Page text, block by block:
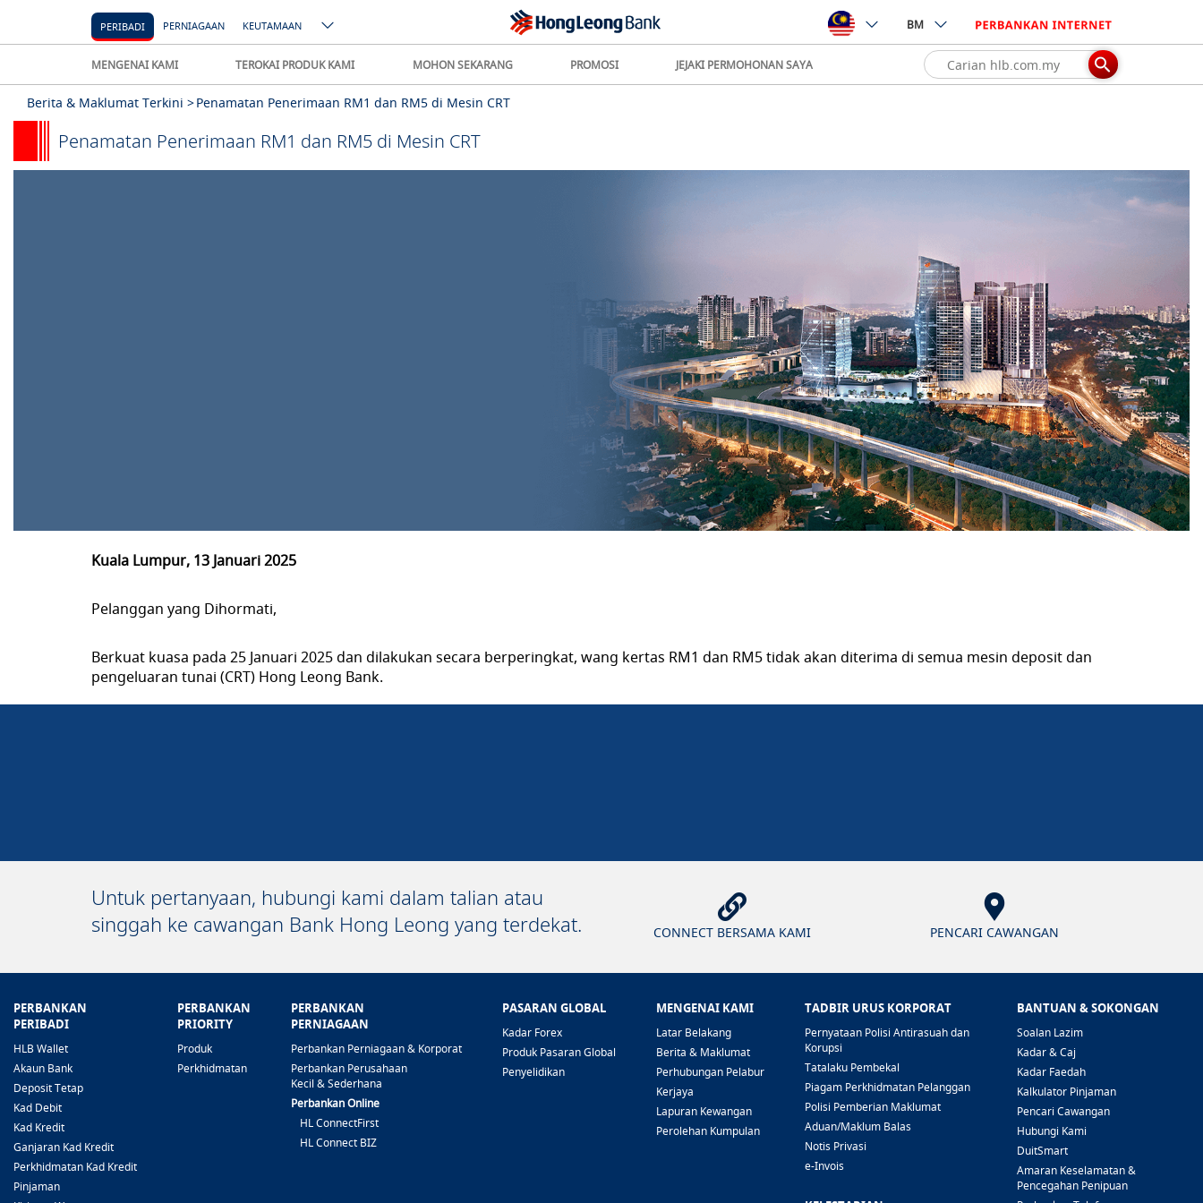
PERIBADI PERNIAGAAN KEUTAMAAN BM
MENGENAI KAMI TEROKAI PRODUK KAMI MOHON SEKARANG PROMOSI JEJAKI PERMOHONAN SAYA
Berita & Maklumat Terkini >Penamatan Penerimaan RM1 dan RM5 di Mesin CRT
Penamatan Penerimaan RM1 dan RM5 di Mesin CRT
Kuala Lumpur, 13 Januari 2025
Pelanggan yang Dihormati,
Berkuat kuasa pada 25 Januari 2025 dan dilakukan secara berperingkat, wang kertas RM1 dan RM5 tidak akan diterima di semua mesin deposit dan
pengeluaran tunai (CRT) Hong Leong Bank.
Untuk pertanyaan, hubungi kami dalam talian atau
singgah ke cawangan Bank Hong Leong yang terdekat.
CONNECT BERSAMA KAMI PENCARI CAWANGAN
PERBANKAN
PERIBADI
HLB Wallet
Akaun Bank
Deposit Tetap
Kad Debit
Kad Kredit
Ganjaran Kad Kredit
Perkhidmatan Kad Kredit
Pinjaman
PERBANKAN
PRIORITY
Produk
Perkhidmatan
PERBANKAN
PERNIAGAAN
Perbankan Perniagaan & Korporat
Perbankan Perusahaan
Kecil & Sederhana
Perbankan Online
HL ConnectFirst
HL Connect BIZ
PASARAN GLOBAL
Kadar Forex
Produk Pasaran Global
Penyelidikan
MENGENAI KAMI
Latar Belakang
Berita & Maklumat
Perhubungan Pelabur
Kerjaya
Lapuran Kewangan
Perolehan Kumpulan
TADBIR URUS KORPORAT
Pernyataan Polisi Antirasuah dan
Korupsi
Tatalaku Pembekal
Piagam Perkhidmatan Pelanggan
Polisi Pemberian Maklumat
Aduan/Maklum Balas
Notis Privasi
e-Invois
BANTUAN & SOKONGAN
Soalan Lazim
Kadar & Caj
Kadar Faedah
Kalkulator Pinjaman
Pencari Cawangan
Hubungi Kami
DuitSmart
Amaran Keselamatan &
Pencegahan Penipuan